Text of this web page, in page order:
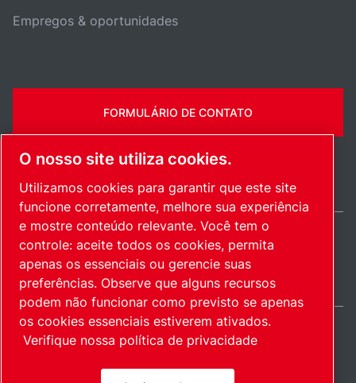
Empregos & oportunidades
FORMULÁRIO DE CONTATO
Mapa do siteGerenciar cookies© 2026 Direitos autorais.
Brazil / PT
O nosso site utiliza cookies.
Utilizamos cookies para garantir que este site
funcione corretamente, melhore sua experiência
e mostre conteúdo relevante. Você tem o
controle: aceite todos os cookies, permita
apenas os essenciais ou gerencie suas
preferências. Observe que alguns recursos
podem não funcionar como previsto se apenas
os cookies essenciais estiverem ativados.
Verifique nossa política de privacidade